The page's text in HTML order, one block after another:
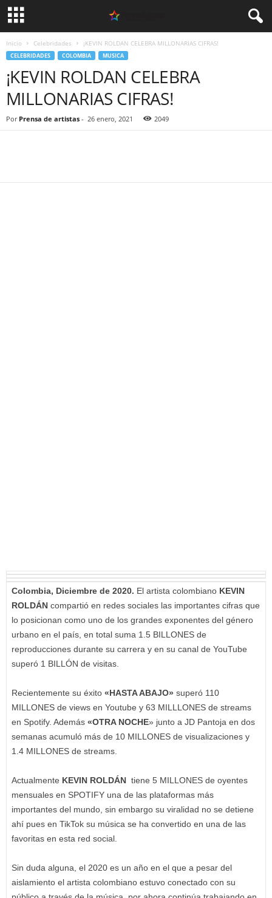
Inicio Celebridades ¡KEVIN ROLDAN CELEBRA MILLONARIAS CIFRAS!
CELEBRIDADES COLOMBIA MUSICA
¡KEVIN ROLDAN CELEBRA
MILLONARIAS CIFRAS!
Por Prensa de artistas - 26 enero, 2021 2049
Colombia, Diciembre de 2020. El artista colombiano KEVIN
ROLDÁN compartió en redes sociales las importantes cifras que
lo posicionan como uno de los grandes exponentes del género
urbano en el país, en total suma 1.5 BILLONES de
reproducciones durante su carrera y en su canal de YouTube
superó 1 BILLÓN de visitas.
Recientemente su éxito «HASTA ABAJO» superó 110
MILLONES de views en Youtube y 63 MILLLONES de streams
en Spotify. Además «OTRA NOCHE» junto a JD Pantoja en dos
semanas acumuló más de 10 MILLONES de visualizaciones y
1.4 MILLONES de streams.
Actualmente KEVIN ROLDÁN tiene 5 MILLONES de oyentes
mensuales en SPOTIFY una de las plataformas más
importantes del mundo, sin embargo su viralidad no se detiene
ahí pues en TikTok su música se ha convertido en una de las
favoritas en esta red social.
Sin duda alguna, el 2020 es un año en el que a pesar del
aislamiento el artista colombiano estuvo conectado con su